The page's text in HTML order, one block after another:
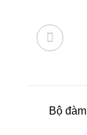
Bộ đàm